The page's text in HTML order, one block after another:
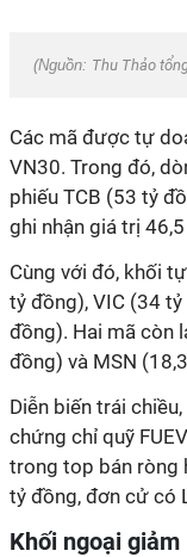
(Nguồn: Thu Thảo
Các mã được tự
VN30. Trong đó,
phiếu TCB (53 tỷ
ghi nhận giá trị
Cùng với đó, khối
tỷ đồng), VIC (34
đồng). Hai mã còn
đồng) và MSN
Diễn biến trái
chứng chỉ quỹ
trong top bán ròng
tỷ đồng, đơn cử có
Khối ngoại